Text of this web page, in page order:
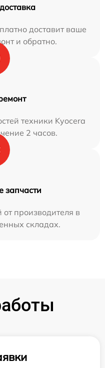
доставит ваше
и обратно.
техники Kyocera
2 часов.
запчасти
производителя в
складах.